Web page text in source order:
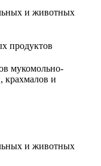
и животных
продуктов
мукомольно-
крахмалов и
и животных